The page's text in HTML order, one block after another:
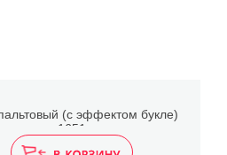
(с эффектом букле)
1651